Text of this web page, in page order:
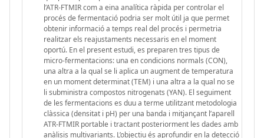
l’ATR-FTMIR com a eina analítica ràpida per controlar el
procés de fermentació podria ser molt útil ja que permet
obtenir informació a temps real del procés i permetria
realitzar els reajustaments necessaris en el moment
oportú. En el present estudi, es preparen tres tipus de
micro-fermentacions: una en condicions normals (CON),
una altra a la qual se li aplica un augment de temperatura
en un moment determinat (TEM) i una altra a la qual no se
li subministra compostos nitrogenats (YAN). El seguiment
de les fermentacions es duu a terme utilitzant metodologia
clàssica (densitat i pH) per una banda i mitjançant l’aparell
ATR-FTMIR portable i tractant posteriorment les dades amb
anàlisis multivariants. L’objectiu és aprofundir en la detecció